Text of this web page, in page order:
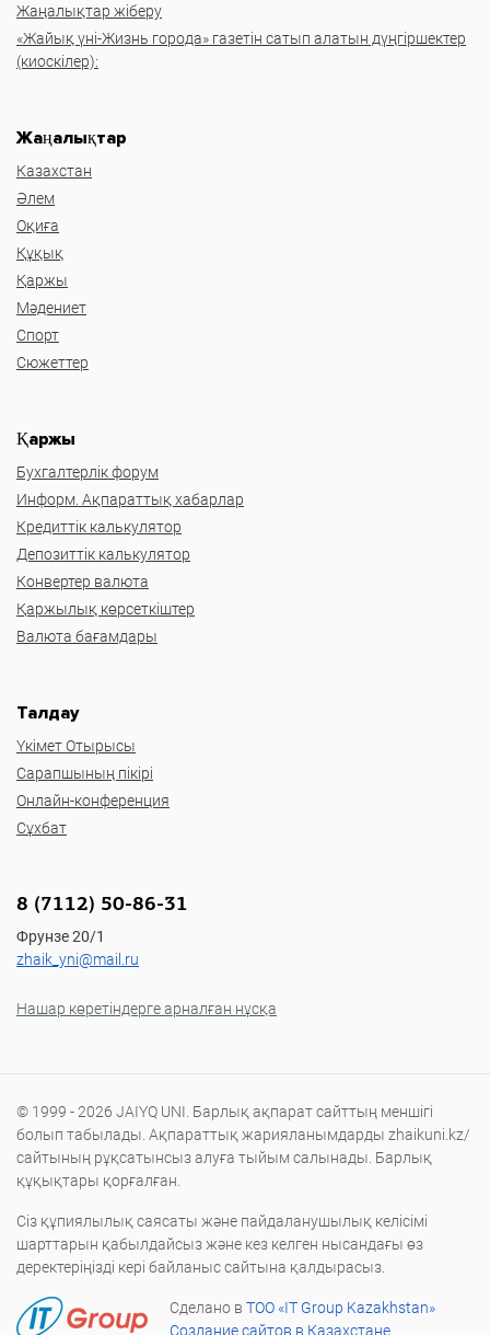
Жаңалықтар жіберу
«Жайық үні-Жизнь города» газетін сатып алатын дүңгіршектер
(киоскілер):
Жаңалықтар
Казахстан
Әлем
Оқиға
Құқық
Қаржы
Мәдениет
Спорт
Сюжеттер
Қаржы
Бухгалтерлік форум
Информ. Ақпараттық хабарлар
Кредиттік калькулятор
Депозиттік калькулятор
Конвертер валюта
Қаржылық көрсеткіштер
Валюта бағамдары
Талдау
Үкімет Отырысы
Сарапшының пікірі
Онлайн-конференция
Сұхбат
8 (7112) 50-86-31
Фрунзе 20/1
zhaik_yni@mail.ru
Нашар көретіндерге арналған нұсқа
© 1999 - 2026 JAIYQ UNI. Барлық ақпарат сайттың меншігі
болып табылады. Ақпараттық жарияланымдарды zhaikuni.kz/
сайтының рұқсатынсыз алуға тыйым салынады. Барлық
құқықтары қорғалған.
Сіз құпиялылық саясаты және пайдаланушылық келісімі
шарттарын қабылдайсыз және кез келген нысандағы өз
деректеріңізді кері байланыс сайтына қалдырасыз.
Сделано в ТОО «IT Group Kazakhstan»
Создание сайтов в Казахстане